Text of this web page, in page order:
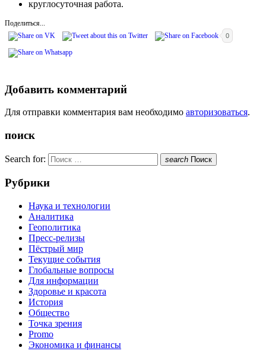
круглосуточная работа.
Поделиться...
0
Добавить комментарий
Для отправки комментария вам необходимо авторизоваться.
поиск
Search for: search Поиск
Рубрики
Наука и технологии
Аналитика
Геополитика
Пресс-релизы
Пёстрый мир
Текущие события
Глобальные вопросы
Для информации
Здоровье и красота
История
Общество
Точка зрения
Promo
Экономика и финансы